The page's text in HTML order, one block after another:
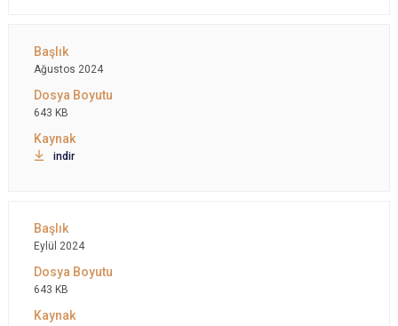
Ağustos 2024
643 KB
indir
Eylül 2024
643 KB